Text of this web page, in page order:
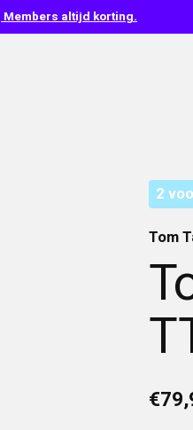
Members altijd korting.
2
Tom